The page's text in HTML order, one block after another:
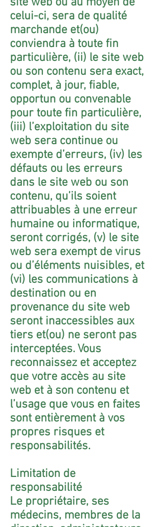
celui-ci, sera de qualité
marchande et(ou)
conviendra à toute fin
particulière, (ii) le site web
ou son contenu sera exact,
complet, à jour, fiable,
opportun ou convenable
pour toute fin particulière,
(iii) l’exploitation du site
web sera continue ou
exempte d’erreurs, (iv) les
défauts ou les erreurs
dans le site web ou son
contenu, qu’ils soient
attribuables à une erreur
humaine ou informatique,
seront corrigés, (v) le site
web sera exempt de virus
ou d’éléments nuisibles, et
(vi) les communications à
destination ou en
provenance du site web
seront inaccessibles aux
tiers et(ou) ne seront pas
interceptées. Vous
reconnaissez et acceptez
que votre accès au site
web et à son contenu et
l’usage que vous en faites
sont entièrement à vos
propres risques et
responsabilités.
Limitation de
responsabilité
Le propriétaire, ses
médecins, membres de la